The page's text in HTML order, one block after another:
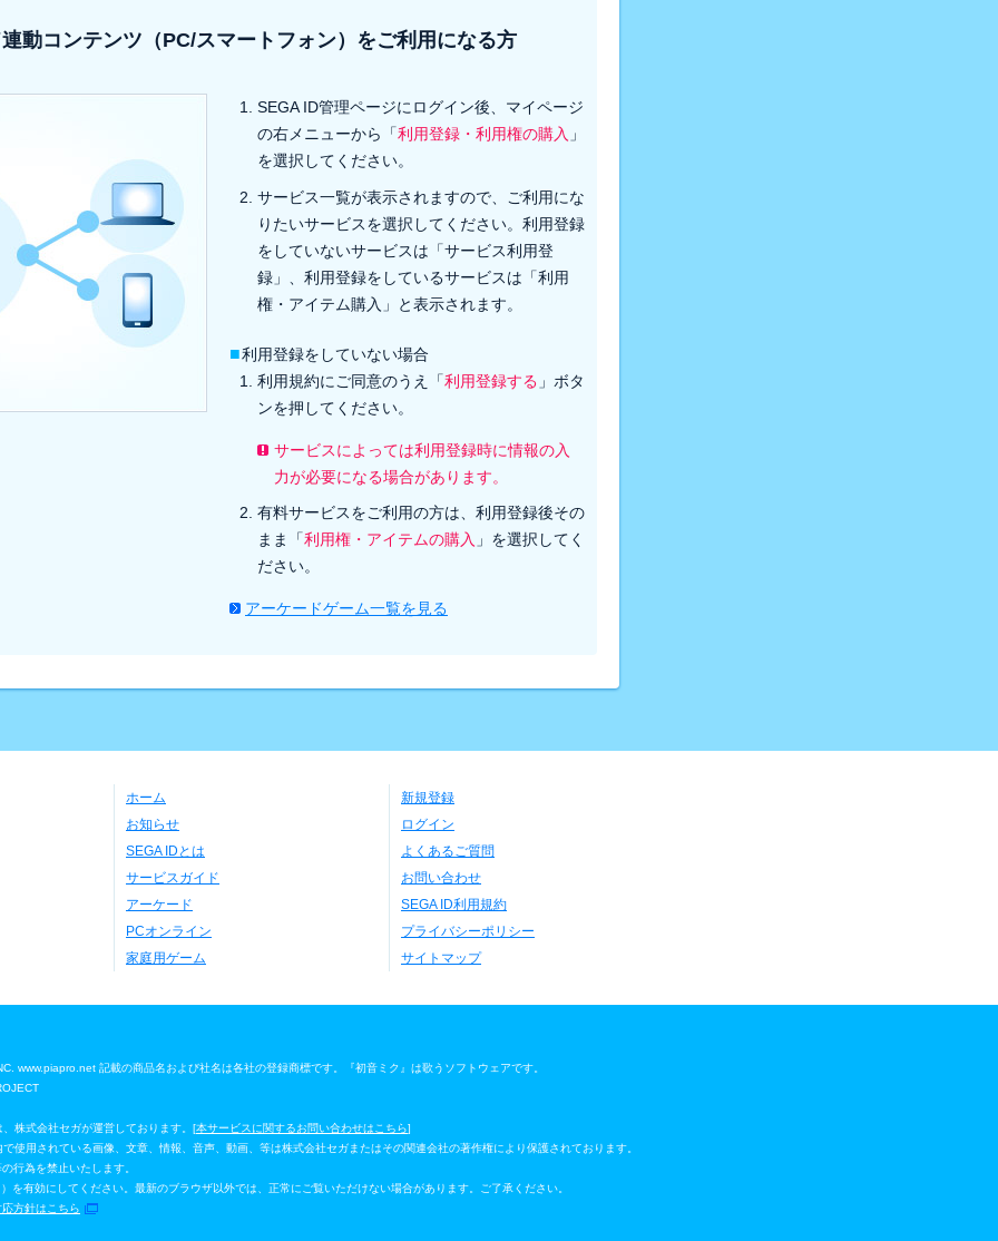
動コンテンツ（PC/スマートフォン）をご利用になる方
SEGA ID管理ページにログイン後、マイページ
の右メニューから「利用登録・利用権の購入 」
を選択してください。
サービス一覧が表示されますので、ご利用にな
りたいサービスを選択してください。利用登録
をしていないサービスは「サービス利用登
録」、利用登録をしているサービスは「利用
権・アイテム購入」と表示されます。
■利用登録をしていない場合
利用規約にご同意のうえ「利用登録する 」ボタ
ンを押してください。
サービスによっては利用登録時に情報の入
力が必要になる場合があります。
有料サービスをご利用の方は、利用登録後その
まま「利用権・アイテムの購入 」を選択してく
ださい。
アーケードゲーム一覧を見る
ホーム
お知らせ
SEGA IDとは
サービスガイド
アーケード
PCオンライン
家庭用ゲーム
新規登録
ログイン
よくあるご質問
お問い合わせ
SEGA ID利用規約
プライバシーポリシー
サイトマップ
www.piapro.net 記載の商品名および社名は各社の登録商標です。『初音ミク』は歌うソフトウェアです。
株式会社セガが運営しております。[本サービスに関するお問い合わせはこちら]
使用されている画像、文章、情報、音声、動画、等は株式会社セガまたはその関連会社の著作権により保護されております。
行為を禁止いたします。
を有効にしてください。最新のブラウザ以外では、正常にご覧いただけない場合があります。ご了承ください。
方針はこちら